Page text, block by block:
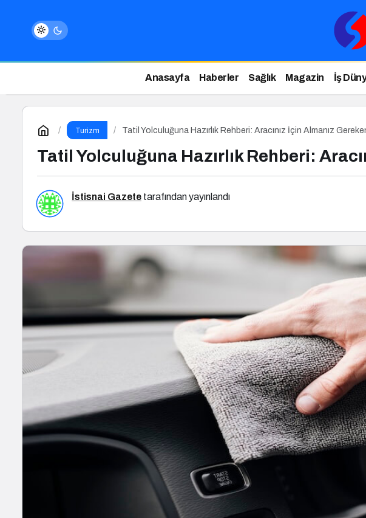
Anasayfa Haberler Sağlık Magazin İş
Turizm Tatil Yolculuğuna Hazırlık Rehberi: Aracınız İçin Almanız
Tatil Yolculuğuna Hazırlık Rehberi:
İstisnai Gazete tarafından yayınlandı